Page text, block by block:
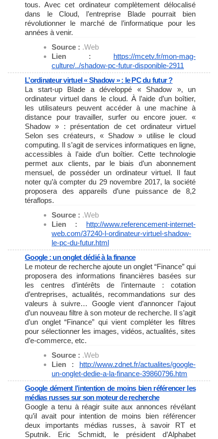
tous. Avec cet ordinateur complètement délocalisé
dans le Cloud, l’entreprise Blade pourrait bien
révolutionner le marché de l’informatique pour les
années à venir.
Source : .Web
Lien : https://mcetv.fr/mon-mag-
culture/../shadow-pc-futur-disponible-2911
L’ordinateur virtuel « Shadow » : le PC du futur ?
La start-up Blade a développé « Shadow », un
ordinateur virtuel dans le cloud. À l’aide d’un boîtier,
les utilisateurs peuvent accéder à une machine à
distance pour travailler, surfer ou encore jouer. «
Shadow » : présentation de cet ordinateur virtuel
Selon ses créateurs, « Shadow » utilise le cloud
computing. Il s’agit de services informatiques en ligne,
accessibles à l’aide d’un boîtier. Cette technologie
permet aux clients, par le biais d’un abonnement
mensuel, de posséder un ordinateur virtuel. Il faut
noter qu’à compter du 29 novembre 2017, la société
proposera des appareils d’une puissance de 8,2
téraflops.
Source : .Web
Lien : http://www.referencement-internet-
web.com/37240-l-ordinateur-virtuel-shadow-
le-pc-du-futur.html
Google : un onglet dédié à la finance
Le moteur de recherche ajoute un onglet “Finance” qui
proposera des informations financières basées sur
les centres d’intérêts de l’internaute : cotation
d’entreprises, actualités, recommandations sur des
valeurs à suivre… Google vient d’annoncer l’ajout
d’un nouveau filtre à son moteur de recherche. Il s’agit
d’un onglet “Finance” qui vient compléter les filtres
pour sélectionner les images, vidéos, actualités, sites
d’e-commerce, etc.
Source : .Web
Lien : http://www.zdnet.fr/actualites/google-
un-onglet-dedie-a-la-finance-39860796.htm
Google dément l’intention de moins bien référencer les
médias russes sur son moteur de recherche
Google a tenu à réagir suite aux annonces révélant
qu’il avait pour intention de moins bien référencer
deux importants médias russes, à savoir RT et
Sputnik. Eric Schmidt, le président d’Alphabet